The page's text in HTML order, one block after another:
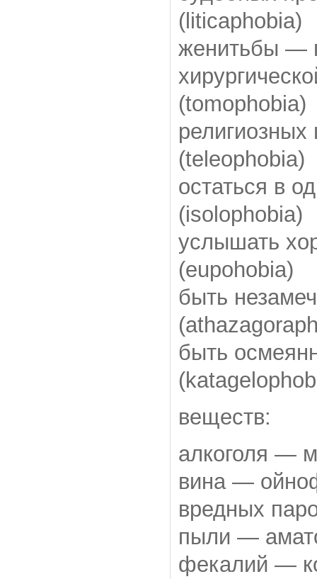
(liticaphobia)
женитьбы —
(tomophobia)
(teleophobia)
остаться в
(isolophobia)
услышать
(eupohobia)
быть
быть
веществ:
алкоголя —
вина —
вредных
пыли —
фекалий —